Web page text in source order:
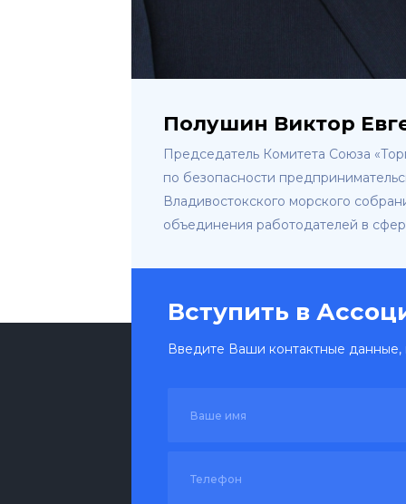
Полушин Виктор
Председатель Комитета Союза
по безопасности
Владивостокского морского
объединения работодателей в
Вступить в
Введите Ваши контактные